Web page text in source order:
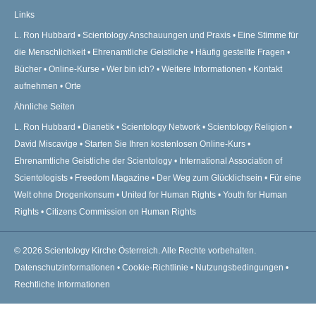
Links
L. Ron Hubbard Scientology Anschauungen und Praxis
Eine Stimme für
die Menschlichkeit
Ehrenamtliche Geistliche
Häufig gestellte Fragen
Bücher
Online-Kurse Wer bin ich? Weitere Informationen
Kontakt
aufnehmen
Orte
Ähnliche Seiten
L. Ron Hubbard Dianetik Scientology Network
Scientology Religion
David Miscavige
Starten Sie Ihren kostenlosen Online-Kurs
Ehrenamtliche Geistliche der Scientology
International Association of
Scientologists
Freedom Magazine Der Weg zum Glücklichsein
Für eine
Welt ohne Drogenkonsum
United for Human Rights
Youth for Human
Rights
Citizens Commission on Human Rights
© 2026 Scientology Kirche Österreich.Alle Rechte vorbehalten.
Datenschutzinformationen • Cookie-Richtlinie • Nutzungsbedingungen •
Rechtliche Informationen